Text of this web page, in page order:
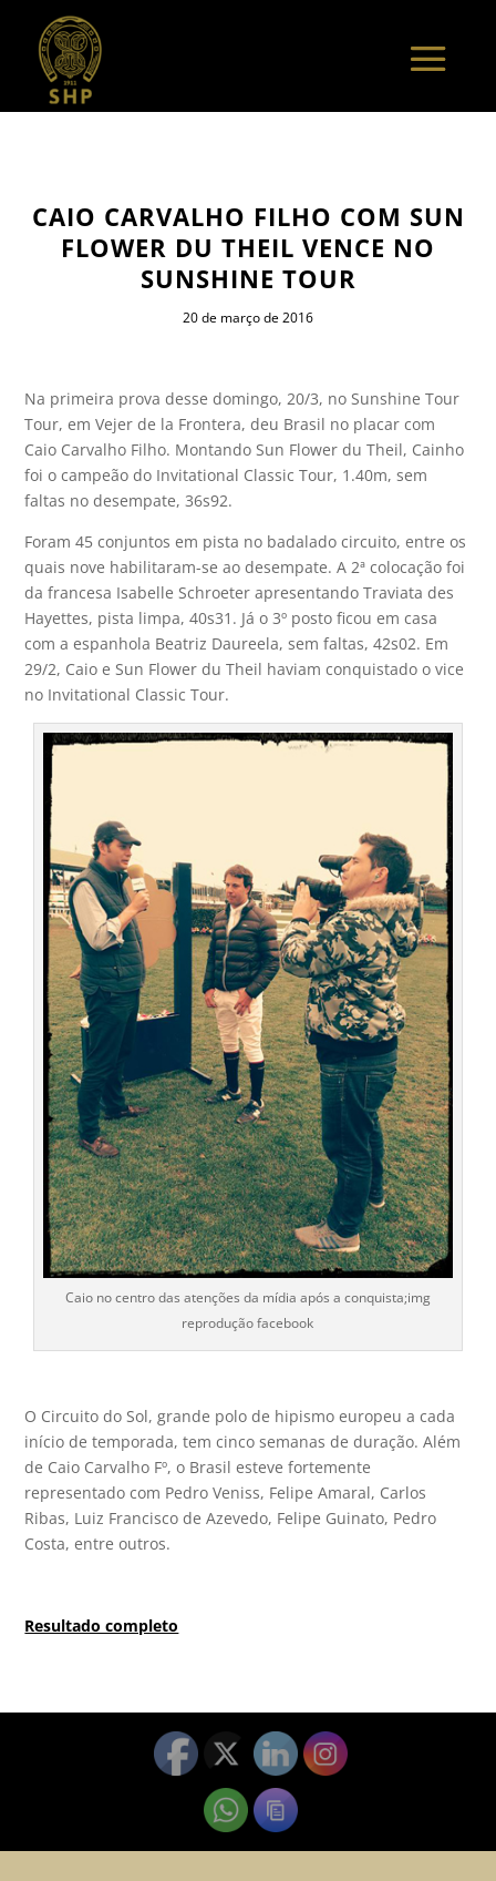
CAIO CARVALHO FILHO COM SUN
FLOWER DU THEIL VENCE NO
SUNSHINE TOUR
20 de março de 2016
Na primeira prova desse domingo, 20/3, no Sunshine Tour
Tour, em Vejer de la Frontera, deu Brasil no placar com
Caio Carvalho Filho. Montando Sun Flower du Theil, Cainho
foi o campeão do Invitational Classic Tour, 1.40m, sem
faltas no desempate, 36s92.
Foram 45 conjuntos em pista no badalado circuito, entre os
quais nove habilitaram-se ao desempate. A 2ª colocação foi
da francesa Isabelle Schroeter apresentando Traviata des
Hayettes, pista limpa, 40s31. Já o 3º posto ficou em casa
com a espanhola Beatriz Daureela, sem faltas, 42s02. Em
29/2, Caio e Sun Flower du Theil haviam conquistado o vice
no Invitational Classic Tour.
Caio no centro das atenções da mídia após a conquista;img
reprodução facebook
O Circuito do Sol, grande polo de hipismo europeu a cada
início de temporada, tem cinco semanas de duração. Além
de Caio Carvalho Fº, o Brasil esteve fortemente
representado com Pedro Veniss, Felipe Amaral, Carlos
Ribas, Luiz Francisco de Azevedo, Felipe Guinato, Pedro
Costa, entre outros.
Resultado completo